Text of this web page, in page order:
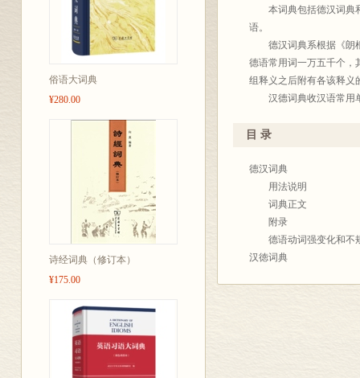
俗语大词典
¥280.00
诗经词典（修订本）
¥175.00
法国拉鲁斯出版社
德国朗根沙伊特出版
日本东方书店
俄罗斯俄语出版社
采取或由对方提供最新
例证贴切，从而使词典
繁体汉字；汉外词典的词
业各不相同，有时也各有
可根据需要选择购买。
本系列词典为通用型语
释疑，随时翻检查阅。
商务
本词典包括德汉词典和
语。
德汉词典系根据《朗根
德语常用词一万五千个，
组释义之后附有各该释义
汉德词典收汉语常用单
语或例句，借以帮助读者
目 录
德汉词典
用法说明
词典正文
附录
德语动词强变化和不
汉徳词典